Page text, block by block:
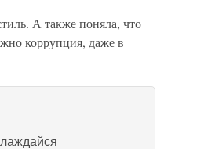
А также поняла, что
коррупция, даже в